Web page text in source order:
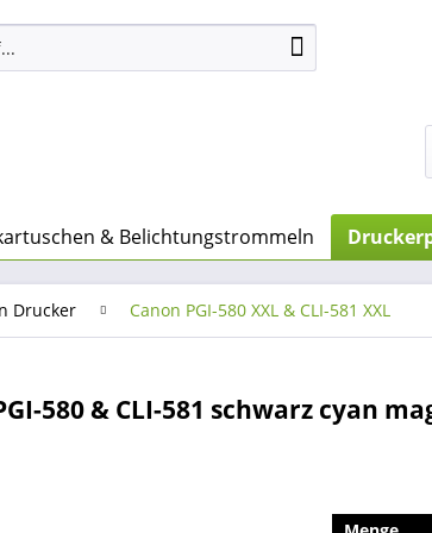
& Belichtungstrommeln
Drucker Canon PGI-580 XXL & CLI-581 XXL
580 & CLI-581 schwarz cyan